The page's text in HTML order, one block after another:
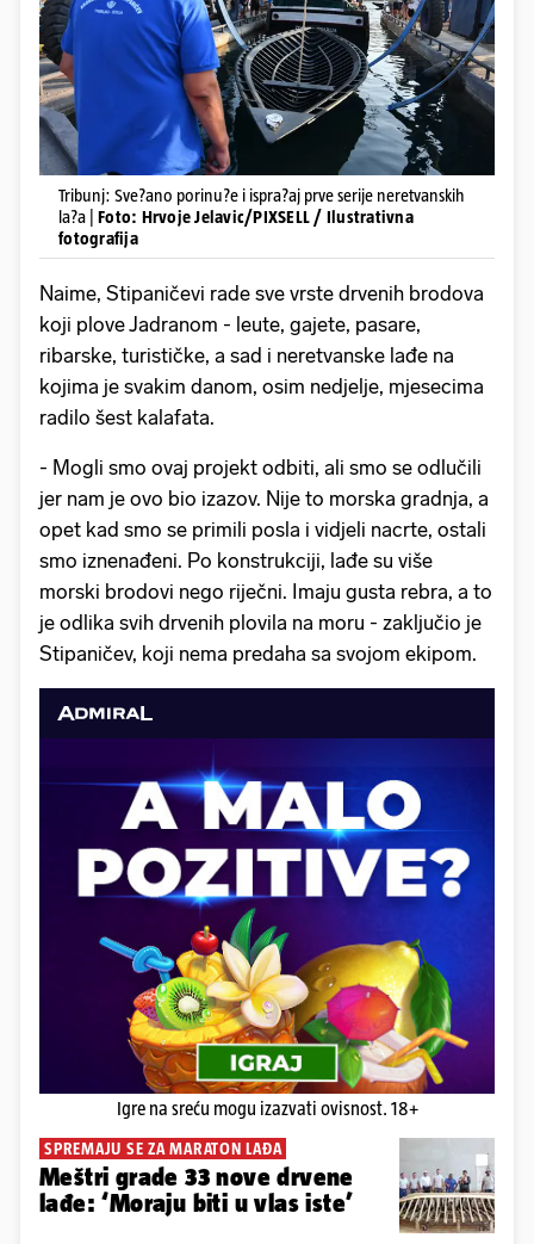
Tribunj: Sve?ano porinu?e i ispra?aj prve serije neretvanskih
la?a | Foto: Hrvoje Jelavic/PIXSELL / Ilustrativna
fotografija
Naime, Stipaničevi rade sve vrste drvenih brodova
koji plove Jadranom - leute, gajete, pasare,
ribarske, turističke, a sad i neretvanske lađe na
kojima je svakim danom, osim nedjelje, mjesecima
radilo šest kalafata.
- Mogli smo ovaj projekt odbiti, ali smo se odlučili
jer nam je ovo bio izazov. Nije to morska gradnja, a
opet kad smo se primili posla i vidjeli nacrte, ostali
smo iznenađeni. Po konstrukciji, lađe su više
morski brodovi nego riječni. Imaju gusta rebra, a to
je odlika svih drvenih plovila na moru - zaključio je
Stipaničev, koji nema predaha sa svojom ekipom.
Igre na sreću mogu izazvati ovisnost. 18+
SPREMAJU SE ZA MARATON LAĐA
Meštri grade 33 nove drvene
lađe: ‘Moraju biti u vlas iste’